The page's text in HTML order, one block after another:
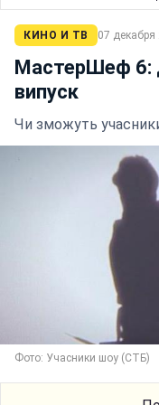
КИНО И ТВ 07 декабря
МастерШеф 6:
випуск
Чи зможуть
Фото: Учасники шоу (СТБ)